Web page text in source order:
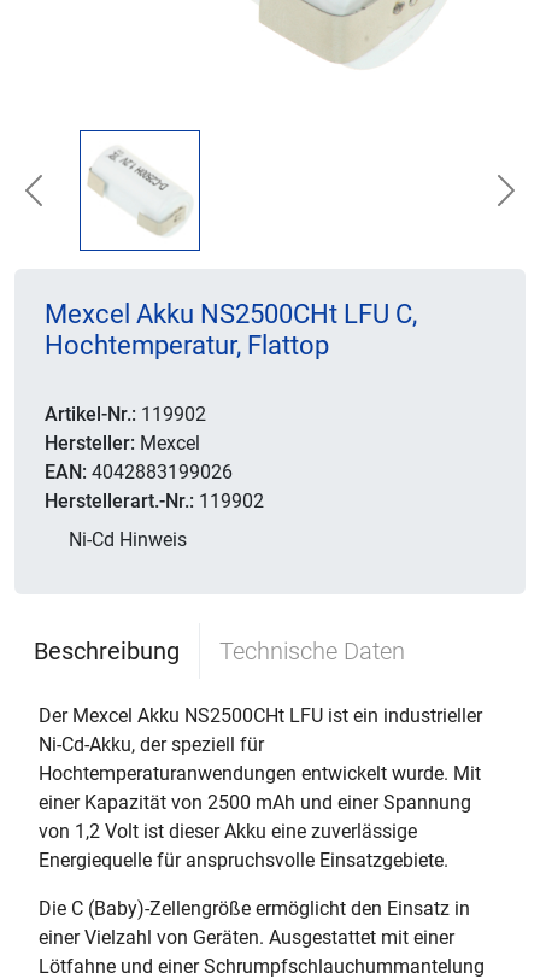
Previous
Mexcel Akku NS2500CHt LFU C,
Hochtemperatur, Flattop
Artikel-Nr.: 119902
Hersteller: Mexcel
EAN: 4042883199026
Herstellerart.-Nr.: 119902
Ni-Cd Hinweis
Beschreibung Technische Daten
Der Mexcel Akku NS2500CHt LFU ist ein industrieller
Ni-Cd-Akku, der speziell für
Hochtemperaturanwendungen entwickelt wurde. Mit
einer Kapazität von 2500 mAh und einer Spannung
von 1,2 Volt ist dieser Akku eine zuverlässige
Energiequelle für anspruchsvolle Einsatzgebiete.
Die C (Baby)-Zellengröße ermöglicht den Einsatz in
einer Vielzahl von Geräten. Ausgestattet mit einer
Lötfahne und einer Schrumpfschlauchummantelung